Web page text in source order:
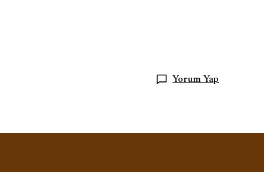
Yorum Yap